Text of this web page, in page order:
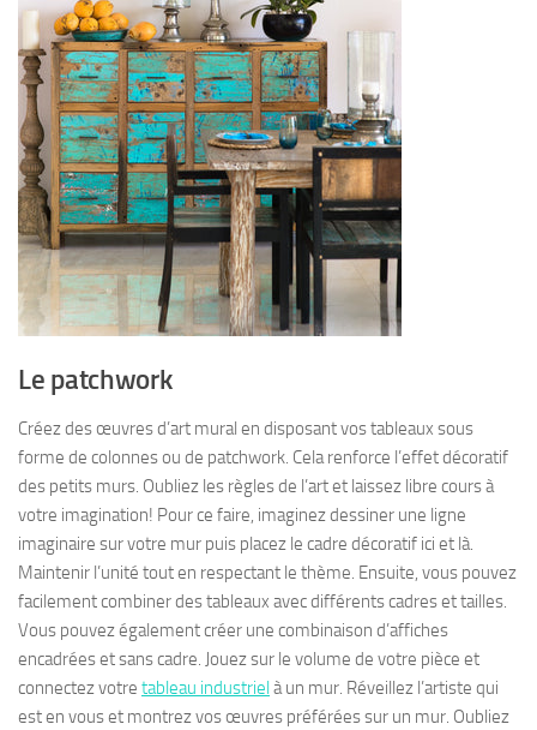
Le patchwork
Créez des œuvres d’art mural en disposant vos tableaux sous
forme de colonnes ou de patchwork. Cela renforce l’effet décoratif
des petits murs. Oubliez les règles de l’art et laissez libre cours à
votre imagination! Pour ce faire, imaginez dessiner une ligne
imaginaire sur votre mur puis placez le cadre décoratif ici et là.
Maintenir l’unité tout en respectant le thème. Ensuite, vous pouvez
facilement combiner des tableaux avec différents cadres et tailles.
Vous pouvez également créer une combinaison d’affiches
encadrées et sans cadre. Jouez sur le volume de votre pièce et
connectez votre tableau industrielà un mur. Réveillez l’artiste qui
est en vous et montrez vos œuvres préférées sur un mur. Oubliez